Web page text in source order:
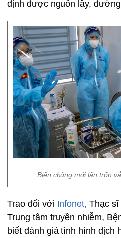
định được nguồn lây,
Biến chủng mới lẩn trốn
Trao đổi với Infonet, Thạc sĩ
Trung tâm truyền nhiễm,
biết đánh giá tình hình dịch